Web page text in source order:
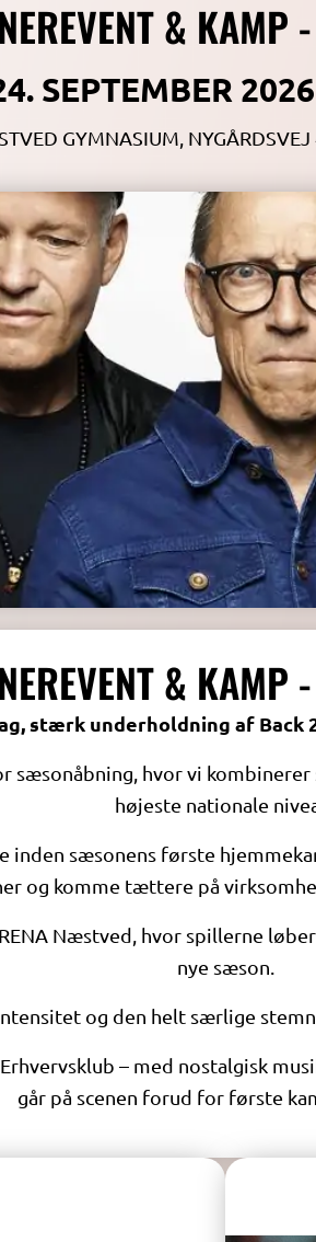
&
SEPTEMBER
GYMNASIUM,
&
stærk underholdning af
sæsonåbning, hvor vi
højeste nationale
inden sæsonens første
og komme tættere på
Næstved, hvor spillerne
nye sæson.
og den helt særlige
– med nostalgisk
går på scenen forud for første